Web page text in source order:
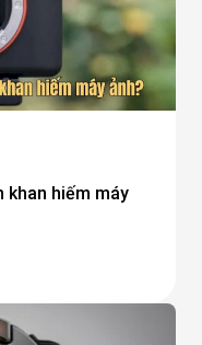
khan hiếm máy